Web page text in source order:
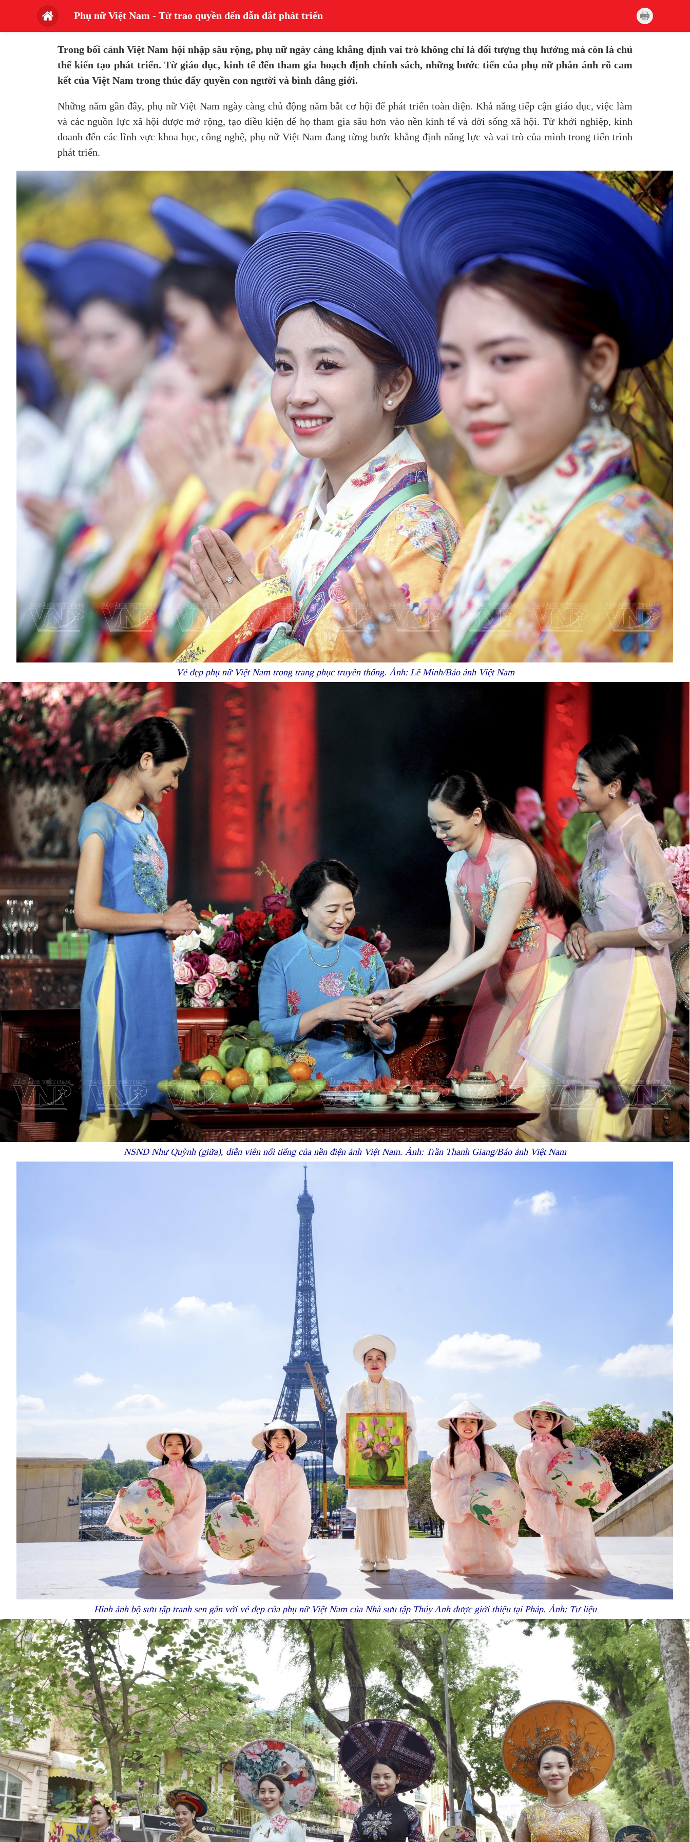
Phụ nữ Việt Nam - Từ trao quyền đến dẫn dắt phát triển
Trong bối cảnh Việt Nam hội nhập sâu rộng, phụ nữ ngày càng khẳng định vai trò không chỉ là đối tượng thụ hưởng mà còn là chủ
thể kiến tạo phát triển. Từ giáo dục, kinh tế đến tham gia hoạch định chính sách, những bước tiến của phụ nữ phản ánh rõ cam
kết của Việt Nam trong thúc đẩy quyền con người và bình đẳng giới.
Những năm gần đây, phụ nữ Việt Nam ngày càng chủ động nắm bắt cơ hội để phát triển toàn diện. Khả năng tiếp cận giáo dục, việc làm
và các nguồn lực xã hội được mở rộng, tạo điều kiện để họ tham gia sâu hơn vào nền kinh tế và đời sống xã hội. Từ khởi nghiệp, kinh
doanh đến các lĩnh vực khoa học, công nghệ, phụ nữ Việt Nam đang từng bước khẳng định năng lực và vai trò của mình trong tiến trình
phát triển.
Vẻ đẹp phụ nữ Việt Nam trong trang phục truyền thống. Ảnh: Lê Minh/Báo ảnh Việt Nam
NSND Như Quỳnh (giữa), diễn viên nổi tiếng của nền điện ảnh Việt Nam. Ảnh: Trần Thanh Giang/Báo ảnh Việt Nam
Hình ảnh bộ sưu tập tranh sen gắn với vẻ đẹp của phụ nữ Việt Nam của Nhà sưu tập Thúy Anh được giới thiệu tại Pháp. Ảnh: Tư liệu